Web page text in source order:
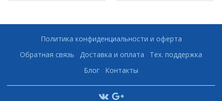
Политика конфиденциальности и оферта
Обратная связь
Доставка и оплата
Тех. поддержка
Блог
Контакты